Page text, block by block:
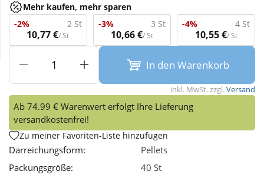
Tierbedarf
Mehr kaufen, mehr sparen
-2%
2 St
10,77 €/ St
-3% 3 St
10,66 €/ St
-4% 4 St
10,55 €/ St
In den Warenkorb
inkl. MwSt. zzgl.Versand
Ab 74.99 € Warenwert erfolgt Ihre Lieferung
versandkostenfrei!
Zu meiner Favoriten-Liste hinzufügen
Darreichungsform:
Pellets
Packungsgröße:
40 St